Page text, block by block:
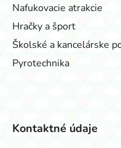
Nafukovacie atrakcie
Hračky a šport
Školské a kancelárske
Pyrotechnika
Kontaktné údaje